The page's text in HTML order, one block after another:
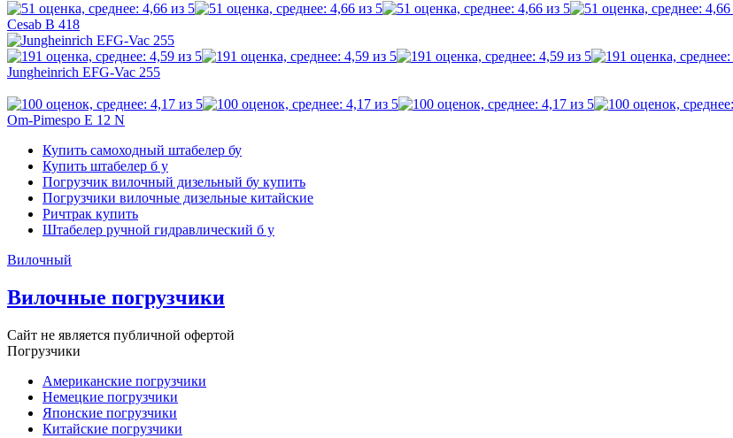
Cesab B 418
Jungheinrich EFG-Vac 255
Om-Pimespo E 12 N
Купить самоходный штабелер бу
Купить штабелер б у
Погрузчик вилочный дизельный бу купить
Погрузчики вилочные дизельные китайские
Ричтрак купить
Штабелер ручной гидравлический б у
Вилочный
Вилочные погрузчики
Сайт не является публичной офертой
Погрузчики
Американские погрузчики
Немецкие погрузчики
Японские погрузчики
Китайские погрузчики